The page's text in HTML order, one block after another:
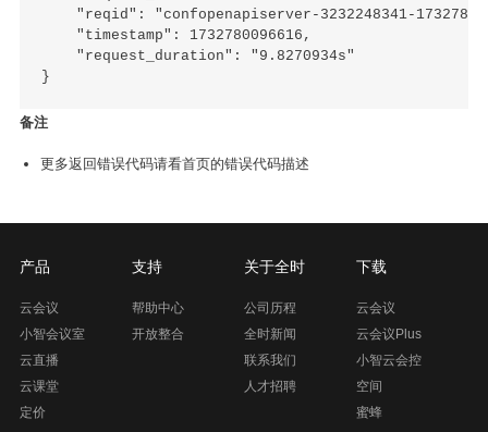
"reqid": "confopenapiserver-3232248341-
    "timestamp": 1732780096616,
    "request_duration": "9.8270934s"
备注
更多返回错误代码请看首页的错误代码描述
产品
云会议
小智会议室
云直播
云课堂
定价
支持
帮助中心
开放整合
关于全时
公司历程
全时新闻
联系我们
人才招聘
下载
云会议
云会议Plus
小智云会控
空间
蜜蜂